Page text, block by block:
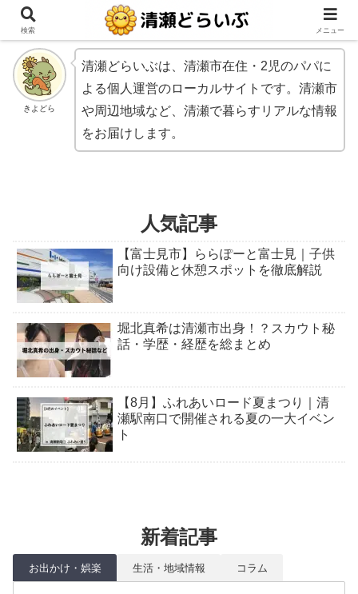
きよどら
清瀬どらいぶは、清瀬市在住・2児のパパに
よる個人運営のローカルサイトです。清瀬市
や周辺地域など、清瀬で暮らすリアルな情報
をお届けします。
人気記事
【富士見市】ららぽーと富士見｜子供
向け設備と休憩スポットを徹底解説
堀北真希は清瀬市出身！？スカウト秘
話・学歴・経歴を総まとめ
【8月】ふれあいロード夏まつり｜清
瀬駅南口で開催される夏の一大イベン
ト
新着記事
お出かけ・娯楽 生活・地域情報 コラム
検索 メニュー